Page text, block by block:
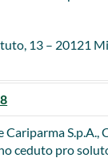
13 – 20121
S.p.A.,
ceduto pro